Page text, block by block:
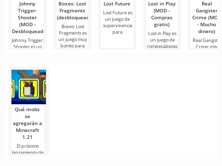
Johnny
Trigger:
Shooter
(MOD -
Desbloqueado)
Johnny Trigger:
Shooter es un
Boxes: Lost
Fragments
(desbloqueados)
Boxes: Lost
Fragments es
un juego muy
bonito para
Lost Future
Lost Future es
un juego de
supervivencia
para
Lost in Play
(MOD -
Compras
gratis)
Lost in Play es
un juego de
rompecabezas
Real
Gangster
Crime (MOD
- Mucho
dinero)
Real Gangster
Crime: este
Qué mobs
se
agregarán a
Minecraft
1.21
El próximo
lanzamiento de